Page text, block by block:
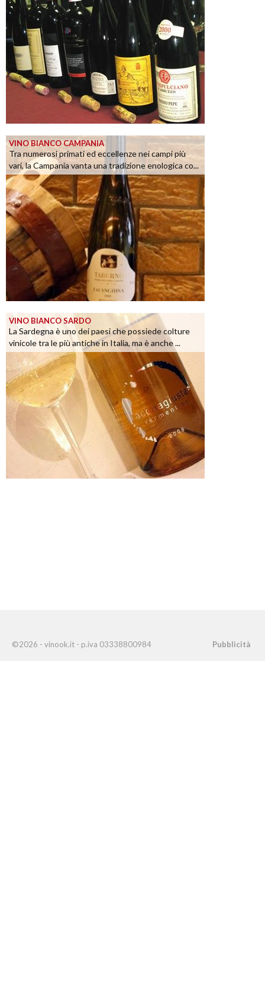
VINO BIANCO CAMPANIA
Tra numerosi primati ed eccellenze nei campi più
vari, la Campania vanta una tradizione enologica co...
VINO BIANCO SARDO
La Sardegna è uno dei paesi che possiede colture
vinicole tra le più antiche in Italia, ma è anche ...
©2026 - vinook.it - p.iva 03338800984 Pubblicità